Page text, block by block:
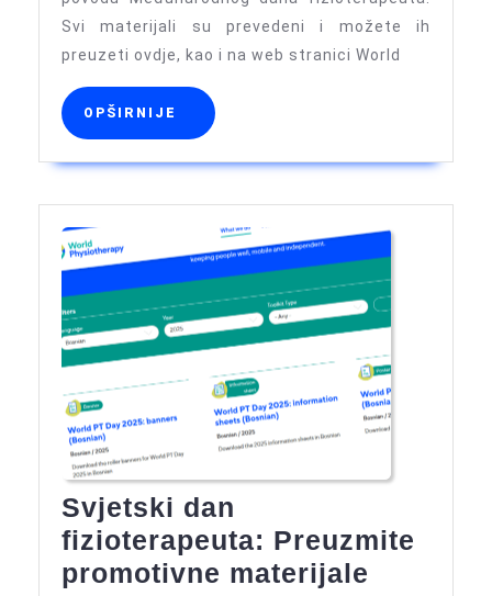
WCPT
Svi materijali su prevedeni i možete ih
preuzeti ovdje, kao i na web stranici World
OPŠIRNIJE OPŠIRNIJE
Svjetski dan
fizioterapeuta: Preuzmite
promotivne materijale